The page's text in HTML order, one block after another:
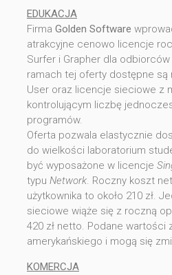
EDUKACJA
Firma Golden Software
atrakcyjne cenowo licencje
Surfer i Grapher dla
ramach tej oferty dostępne
User oraz licencje sieciowe z
kontrolującym liczbę
programów.
Oferta pozwala elastycznie
do wielkości laboratorium
być wyposażone w licencje
typu Network. Roczny koszt
użytkownika to około 210 zł.
sieciowe wiąże się z roczną
420 zł netto. Podane wartości
amerykańskiego i mogą się
KOMERCJA